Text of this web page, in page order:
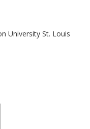
University St. Louis